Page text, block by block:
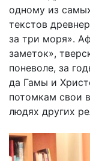
одному из
текстов
за три моря».
заметок»,
поневоле, за
да Гамы и
потомкам свои
людях других